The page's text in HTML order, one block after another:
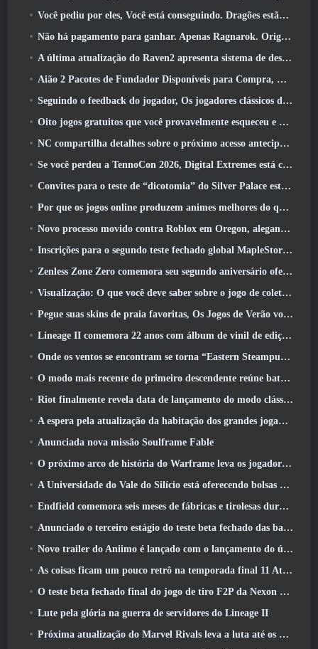
Você pediu por eles, Você está conseguindo. Dragões estão chegando a Albion Online
Não há pagamento para ganhar. Apenas Ragnarok. Origin Classic é lançado em julho 23
A última atualização do Raven2 apresenta sistema de despertar de habilidades, Oferecendo aos jogadores mais maneiras de aprimorar suas habilidades
Aião 2 Pacotes de Fundador Disponíveis para Compra, Completo com cinco dias de acesso antecipado
Seguindo o feedback do jogador, Os jogadores clássicos de League Of Legends não terão que pagar por skins clássicas
Oito jogos gratuitos que você provavelmente esqueceu e que fazem parte do Steam’s Train Fest
NC compartilha detalhes sobre o próximo acesso antecipado do Aion 2
Se você perdeu a TennoCon 2026, Digital Extremes está compartilhando todos os painéis
Convites para o teste de “dicotomia” do Silver Palace estão sendo enviados
Por que os jogos online produzem animes melhores do que os jogos de anime
Novo processo movido contra Roblox em Oregon, alegando incidente com cuidados infantis
Inscrições para o segundo teste fechado global MapleStory Classic World
Zenless Zone Zero comemora seu segundo aniversário oferecendo aos jogadores a escolha de um agente S-Rank gratuito
Visualização: O que você deve saber sobre o jogo de coleta de criaturas da HoYoverse, Honkai: Link Alma
Pegue suas skins de praia favoritas, Os Jogos de Verão voltaram ao Overwatch
Lineage II comemora 22 anos com álbum de vinil de edição de colecionador
Onde os ventos se encontram se torna “Eastern Steampunk” na versão 2.0
O modo mais recente do primeiro descendente reúne batalhas difíceis de interceptação de vazio e as profundezas
Riot finalmente revela data de lançamento do modo clássico de League Of Legends
A espera pela atualização da habitação dos grandes jogadores do RuneScape acabou
Anunciada nova missão Soulframe Fable
O próximo arco de história do Warframe leva os jogadores a um novo mapa estelar, O Sistema Tau
A Universidade do Vale do Silício está oferecendo bolsas de estudo para jogos e alguns dos requisitos são interessantes
Endfield comemora seis meses de fábricas e tirolesas durante sua próxima atualização
Anunciado o terceiro estágio do teste beta fechado das batalhas de infantaria do War Thunder
Novo trailer do Aniimo é lançado com o lançamento do último teste beta fechado
As coisas ficam um pouco retrô na temporada final 11 Atualizar
O teste beta fechado final do jogo de tiro F2P da Nexon Sudden Attack Zero Point começou hoje
Lute pela glória na guerra de servidores do Lineage II
Próxima atualização do Marvel Rivals leva a luta até os deuses